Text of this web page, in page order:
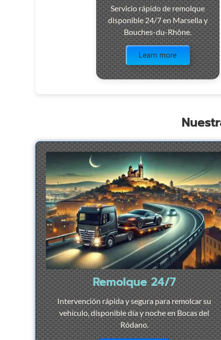
Servicio rápido de remolque
disponible 24/7 en Marsella y
Bouches-du-Rhône.
Learn more
Remolque 24/7
Intervención rápida y segura para remolcar su
vehículo, disponible día y noche en Bocas del
Ródano.